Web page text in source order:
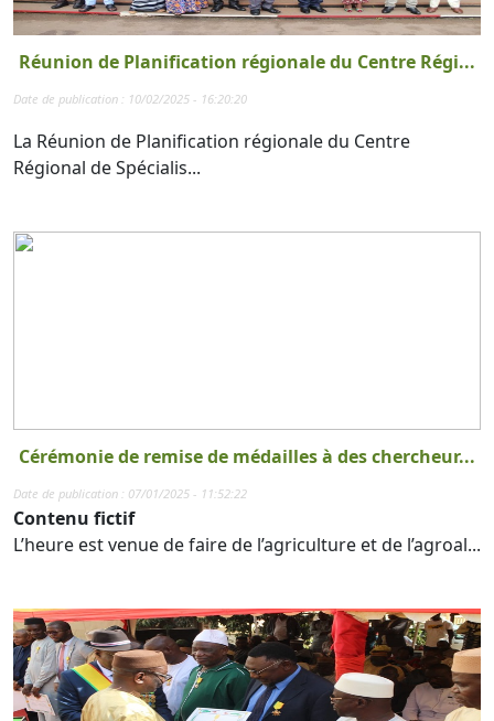
Réunion de Planification régionale du Centre Régi...
Date de publication : 10/02/2025 - 16:20:20
La Réunion de Planification régionale du Centre
Régional de Spécialis...
Cérémonie de remise de médailles à des chercheur...
Date de publication : 07/01/2025 - 11:52:22
Contenu fictif
L’heure est venue de faire de l’agriculture et de l’agroal...